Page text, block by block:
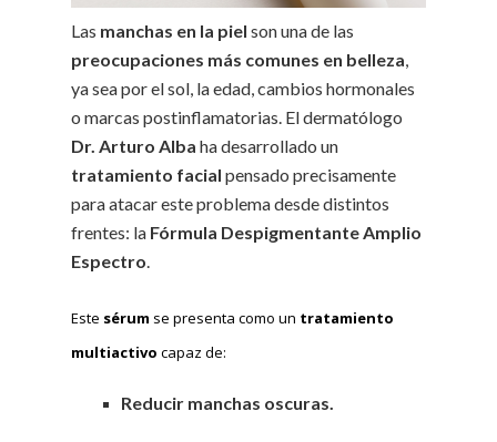
Las manchas en la piel son una de las
preocupaciones más comunes en belleza,
ya sea por el sol, la edad, cambios hormonales
o marcas postinflamatorias. El dermatólogo
Dr. Arturo Alba ha desarrollado un
tratamiento facial pensado precisamente
para atacar este problema desde distintos
frentes: la Fórmula Despigmentante Amplio
Espectro.
Este sérum se presenta como un tratamiento
multiactivo capaz de:
Reducir manchas oscuras.